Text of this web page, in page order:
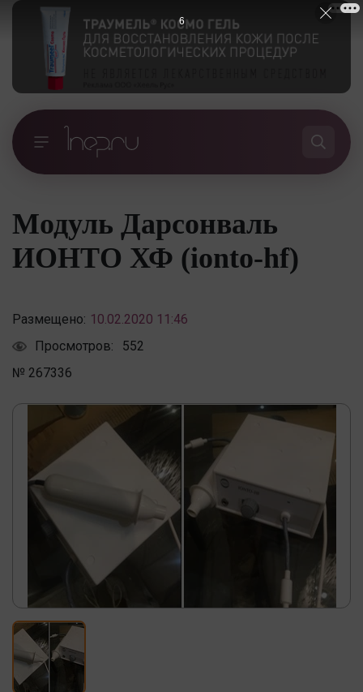
Модуль Дарсонваль
ИОНТО ХФ (ionto-hf)
Размещено: 10.02.2020 11:46
Просмотров:
552
№ 267336
6